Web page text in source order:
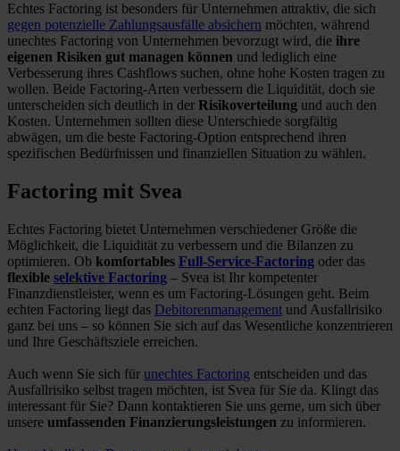
Echtes Factoring ist besonders für Unternehmen attraktiv, die sich
gegen potenzielle Zahlungsausfälle absichern möchten, während
unechtes Factoring von Unternehmen bevorzugt wird, die ihre
eigenen Risiken gut managen können und lediglich eine
Verbesserung ihres Cashflows suchen, ohne hohe Kosten tragen zu
wollen. Beide Factoring-Arten verbessern die Liquidität, doch sie
unterscheiden sich deutlich in der Risikoverteilung und auch den
Kosten. Unternehmen sollten diese Unterschiede sorgfältig
abwägen, um die beste Factoring-Option entsprechend ihren
spezifischen Bedürfnissen und finanziellen Situation zu wählen.
Factoring mit Svea
Echtes Factoring bietet Unternehmen verschiedener Größe die
Möglichkeit, die Liquidität zu verbessern und die Bilanzen zu
optimieren. Ob komfortables Full-Service-Factoring oder das
flexible selektive Factoring – Svea ist Ihr kompetenter
Finanzdienstleister, wenn es um Factoring-Lösungen geht. Beim
echten Factoring liegt das Debitorenmanagement und Ausfallrisiko
ganz bei uns – so können Sie sich auf das Wesentliche konzentrieren
und Ihre Geschäftsziele erreichen.
Auch wenn Sie sich für unechtes Factoring entscheiden und das
Ausfallrisiko selbst tragen möchten, ist Svea für Sie da. Klingt das
interessant für Sie? Dann kontaktieren Sie uns gerne, um sich über
unsere umfassenden Finanzierungsleistungen zu informieren.